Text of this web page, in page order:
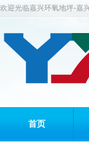
欢迎光临嘉兴环氧地坪-嘉
首页